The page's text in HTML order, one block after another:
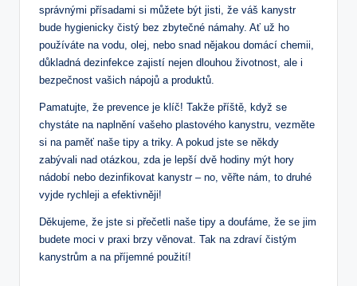
správnými přísadami si můžete být jisti, že váš kanystr
bude hygienicky čistý bez zbytečné námahy. Ať už ho
používáte na vodu, olej, nebo snad nějakou domácí chemii,
důkladná dezinfekce zajistí nejen dlouhou životnost, ale i
bezpečnost vašich nápojů a produktů.
Pamatujte, že prevence je klíč! Takže příště, když se
chystáte na naplnění vašeho plastového kanystru, vezměte
si na paměť naše tipy a triky. A pokud jste se někdy
zabývali nad otázkou, zda je lepší dvě hodiny mýt hory
nádobí nebo dezinfikovat kanystr – no, věřte nám, to druhé
vyjde rychleji a efektivněji!
Děkujeme, že jste si přečetli naše tipy a doufáme, že se jim
budete moci v praxi brzy věnovat. Tak na zdraví čistým
kanystrům a na příjemné použití!